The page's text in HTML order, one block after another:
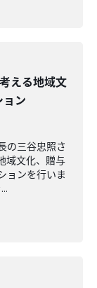
える地域文
ン
の三谷忠照さ
域文化、贈与
ョンを行いま